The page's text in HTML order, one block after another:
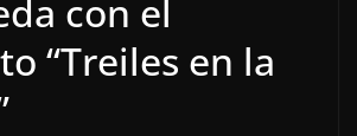
con el
“Treiles en la